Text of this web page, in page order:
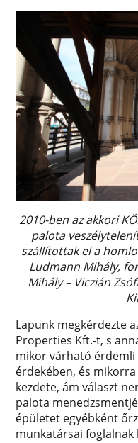
2010-ben az akkori
palota
szállítottak el a
Ludmann Mihály,
Mihály – Viczián
Lapunk megkérdezte
Properties Kft.-t, s
mikor várható érdemli
érdekében, és
kezdete, ám választ
palota
épületet egyébként
munkatársai foglalnak